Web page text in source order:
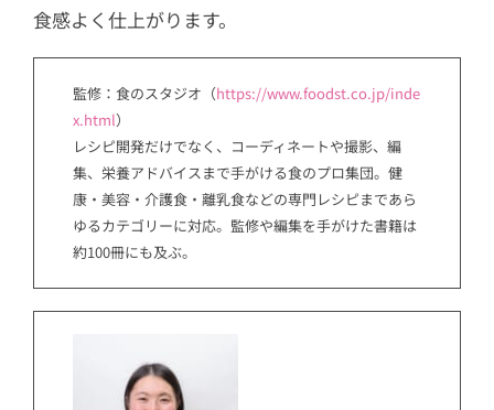
食感よく仕上がります。
監修：食のスタジオ（https://www.foodst.co.jp/inde
x.html）
レシピ開発だけでなく、コーディネートや撮影、編
集、栄養アドバイスまで手がける食のプロ集団。健
康・美容・介護食・離乳食などの専門レシピまであら
ゆるカテゴリーに対応。監修や編集を手がけた書籍は
約100冊にも及ぶ。